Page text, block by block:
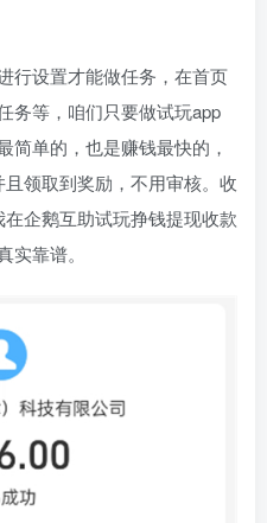
行设置才能做任务，在首页
务等，咱们只要做试玩app
简单的，也是赚钱最快的，
领取到奖励，不用审核。收
企鹅互助试玩挣钱提现收款
靠谱。